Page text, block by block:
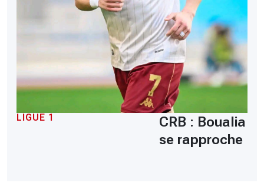
LIGUE 1
CRB : Boualia
se rapproche